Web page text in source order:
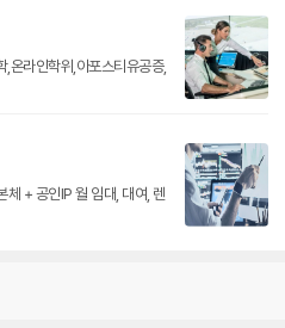
온라인학위,아포스티유공증,
체 + 공인IP 월 임대, 대여, 렌